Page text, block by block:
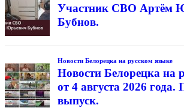
Участник СВО Артём
Бубнов.
Новости Белорецка на русском языке
Новости Белорецка на
от 4 августа 2026
выпуск.